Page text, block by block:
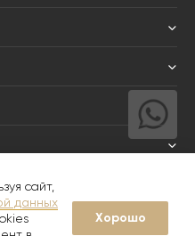
Написать директору
сайт,
данных
Хорошо